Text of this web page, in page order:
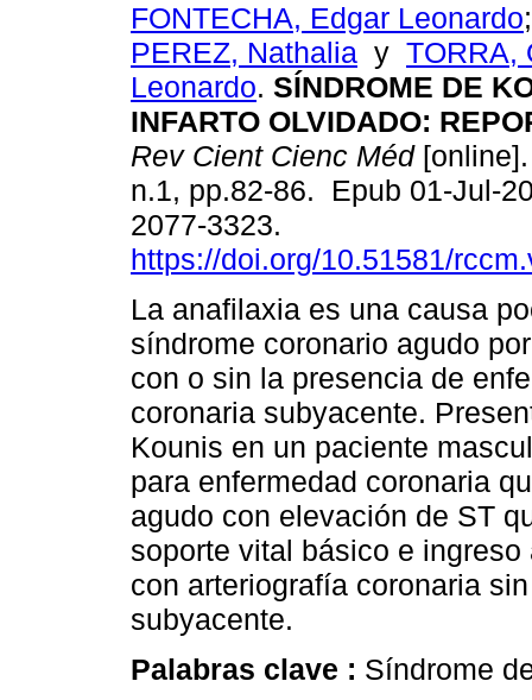
FONTECHA, Edgar Leonardo
PEREZ, Nathalia y TORRA,
Leonardo. SÍNDROME DE
INFARTO OLVIDADO:
Rev Cient Cienc Méd[online].
n.1, pp.82-86. Epub 01-Jul-
2077-3323.
https://doi.org/10.51581/
La anafilaxia es una causa
síndrome coronario agudo
con o sin la presencia de
coronaria subyacente.
Kounis en un paciente
para enfermedad coronaria
agudo con elevación de ST
soporte vital básico e
con arteriografía coronaria
subyacente.
Palabras clave : Síndrome